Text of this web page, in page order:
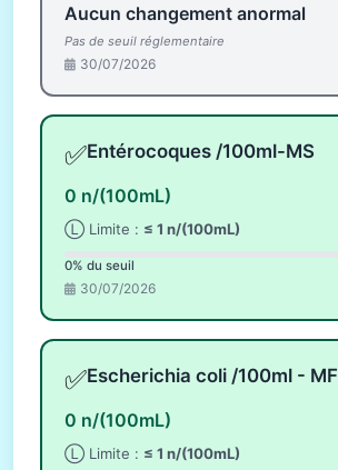
Aucun changement anormal
Pas de seuil réglementaire
30/07/2026
✅Entérocoques /100ml-MS
0 n/(100mL)
Ⓛ Limite : ≤ 1 n/(100mL)
0% du seuil
30/07/2026
✅Escherichia coli /100ml - MF
0 n/(100mL)
Ⓛ Limite : ≤ 1 n/(100mL)